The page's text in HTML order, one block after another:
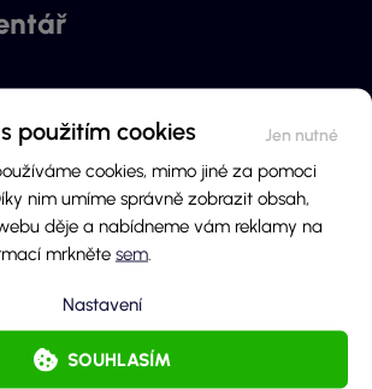
použitím cookies
cookies, mimo jiné za pomoci
nim umíme správně zobrazit obsah,
děje a nabídneme vám reklamy na
mrkněte sem
SOUHLASÍM
Nastavení